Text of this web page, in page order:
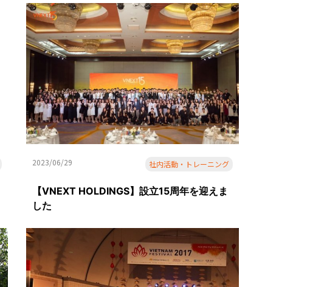
2023/06/29 社内活動・トレーニング
【VNEXT HOLDINGS】設立15周年を迎えま
した